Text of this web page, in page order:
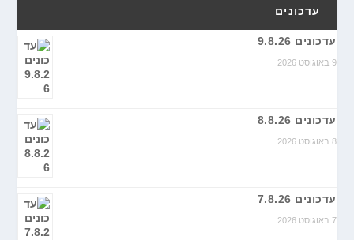
עדכונים
עדכונים 9.8.26
9 באוגוסט 2026
עדכונים 8.8.26
8 באוגוסט 2026
עדכונים 7.8.26
7 באוגוסט 2026